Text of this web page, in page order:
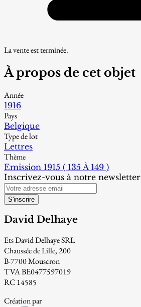
La vente est terminée.
À propos de cet objet
Année
1916
Pays
Belgique
Type de lot
Lettres
Thème
Emission 1915 ( 135 À 149 )
Inscrivez-vous à notre newsletter
S'inscrire
David Delhaye
Ets David Delhaye SRL
Chaussée de Lille, 200
B-7700 Mouscron
TVA BE0477597019
RC 14585
Création par